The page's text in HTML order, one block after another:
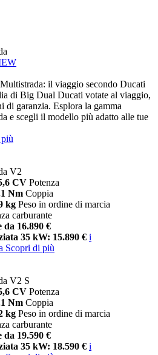
il viaggio secondo Ducati
di Big Dual Ducati votate al viaggio,
di garanzia. Esplora la gamma
e scegli il modello più adatto alle tue
V2
CV Potenza
Nm Coppia
kg Peso in ordine di marcia
carburante
16.890 €
35 kW: 15.890 € i
Scopri di più
V2 S
CV Potenza
Nm Coppia
kg Peso in ordine di marcia
carburante
19.590 €
35 kW: 18.590 € i